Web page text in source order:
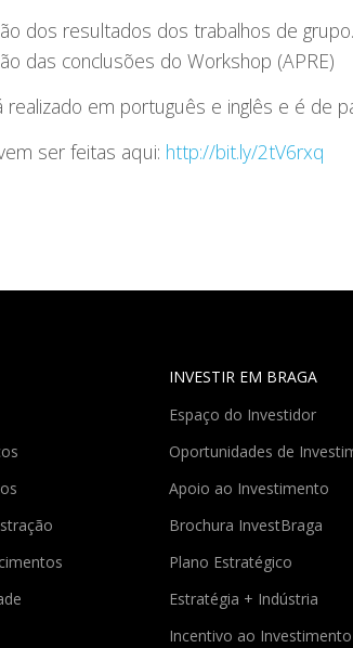
dos resultados dos trabalhos de grupo.
das conclusões do Workshop (APRE)
em português e inglês e é de
ser feitas aqui: http://bit.ly/2tV6rxq
INVESTIR EM BRAGA
Espaço do Investidor
Oportunidades de
Apoio ao Investimento
Brochura InvestBraga
Plano Estratégico
Estratégia + Indústria
Incentivo ao Investimento